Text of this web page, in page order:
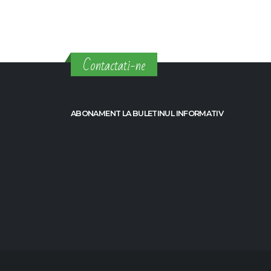
Contactati-ne
ABONAMENT LA BULETINUL INFORMATIV